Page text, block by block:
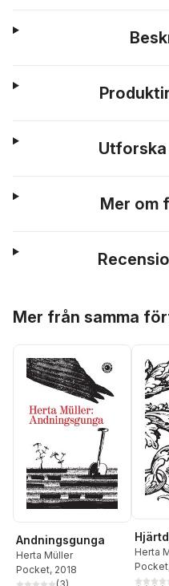
Mer om
Mer från samma
Andningsgunga
Herta Müller
Pocket, 2018
Herta
Pocket